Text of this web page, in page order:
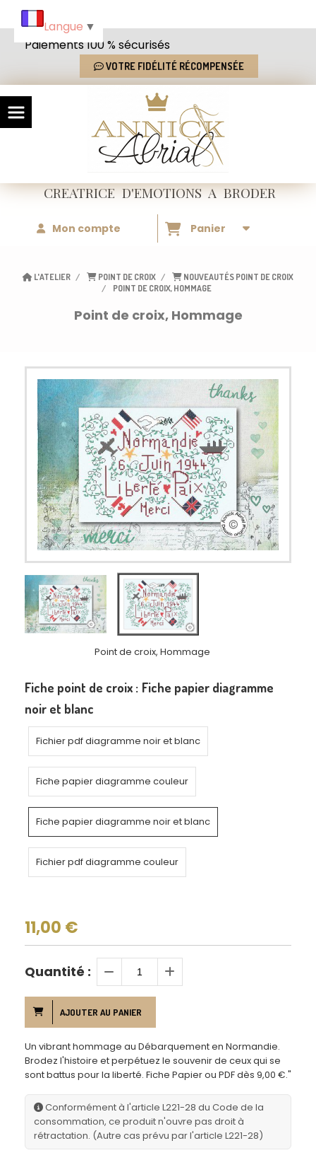
Paiements 100 % sécurisés
VOTRE FIDÉLITÉ RÉCOMPENSÉE
CREATRICED'EMOTIONSA BRODER
Mon compte Panier
L'ATELIER POINT DE CROIX
NOUVEAUTÉS POINT DE CROIX
POINT DE CROIX, HOMMAGE
Point de croix, Hommage
Point de croix, Hommage
Fiche point de croix : Fiche papier diagramme
noir et blanc
Fichier pdf diagramme noir et blanc
Fiche papier diagramme couleur
Fiche papier diagramme noir et blanc
Fichier pdf diagramme couleur
11,00 €
Quantité :
AJOUTER AU PANIER
Un vibrant hommage au Débarquement en Normandie.
Brodez l'histoire et perpétuez le souvenir de ceux qui se
sont battus pour la liberté. Fiche Papier ou PDF dès 9,00 €."
Conformément à l'article L221-28 du Code de la
consommation, ce produit n'ouvre pas droit à
rétractation. (Autre cas prévu par l'article L221-28)
Langue ▼